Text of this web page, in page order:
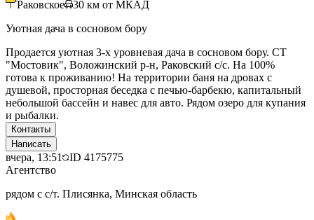
Раковское 30 км от МКАД
Уютная дача в сосновом бору
Продается уютная 3-х уровневая дача в сосновом бору. СТ
"Мостовик", Воложинский р-н, Раковский с/с. На 100%
готова к проживанию! На территории баня на дровах с
душевой, просторная беседка с печью-барбекю, капитальный
небольшой бассейн и навес для авто. Рядом озеро для купания
и рыбалки.
Контакты
Написать
вчера, 13:51 ID 4175775
Агентство
рядом с с/т. Плисянка, Минская область